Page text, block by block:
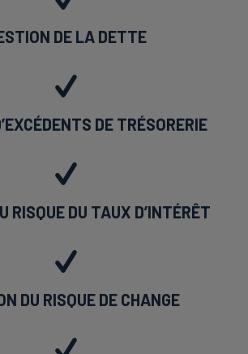
DE LA DETTE
DE TRÉSORERIE
RISQUE DU TAUX D’INTÉRÊT
DU RISQUE DE CHANGE